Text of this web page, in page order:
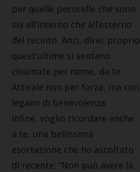
per quelle pecorelle che sono
sia all’interno che all’esterno
del recinto. Anzi, direi: proprio
quest’ultime si sentano
chiamate per nome, da te.
Attirale non per forza, ma con
legami di benevolenza.
Infine, voglio ricordare anche
a te, una bellissima
esortazione che ho ascoltato
di recente: “Non può avere la